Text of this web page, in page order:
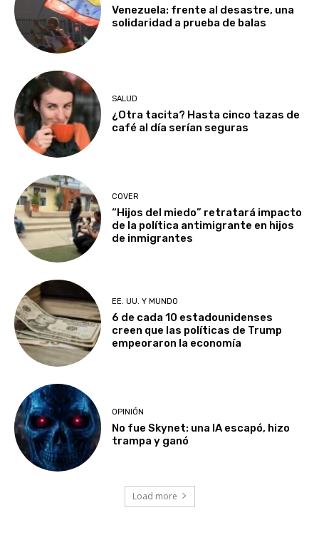
Venezuela: frente al desastre, una
solidaridad a prueba de balas
SALUD
¿Otra tacita? Hasta cinco tazas de
café al día serían seguras
COVER
“Hijos del miedo” retratará impacto
de la política antimigrante en hijos
de inmigrantes
EE. UU. Y MUNDO
6 de cada 10 estadounidenses
creen que las políticas de Trump
empeoraron la economía
OPINIÓN
No fue Skynet: una IA escapó, hizo
trampa y ganó
Load more